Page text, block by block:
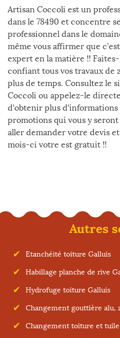
Artisan Coccoli est un
dans le 78490 et concentre
professionnel dans le
même vous affirmer que
expert en la matière !!
confiant tous vos travaux de
plus de temps. Consultez le
Coccoli ou appelez-le
d’obtenir plus
promotions qui vous y seront
aller demander votre devis
mois-ci votre est gratuit !!
Autres
Etanchéité toiture Galluis
Habillage planche de rive
Hydrofuge toiture Galluis
Changement gouttière alu,
Changement toiture et